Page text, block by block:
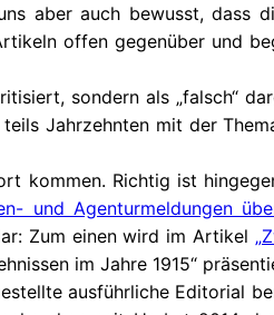
aber auch bewusst, dass
offen gegenüber und
sondern als „falsch“
Jahrzehnten mit der
kommen. Richtig ist
und Agenturmeldungen
Zum einen wird im Artikel
im Jahre 1915“
ausführliche Editorial